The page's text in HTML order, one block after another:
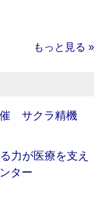
もっと見る »
催 サクラ精機
力が医療を支え
ター